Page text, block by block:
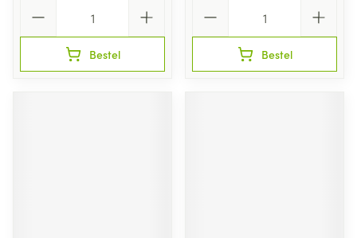
Bestel Bestel